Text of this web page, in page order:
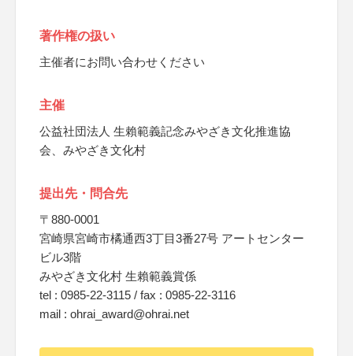
著作権の扱い
主催者にお問い合わせください
主催
公益社団法人 生賴範義記念みやざき文化推進協
会、みやざき文化村
提出先・問合先
〒880-0001
宮崎県宮崎市橘通西3丁目3番27号 アートセンター
ビル3階
みやざき文化村 生賴範義賞係
tel : 0985-22-3115 / fax : 0985-22-3116
mail : ohrai_award@ohrai.net